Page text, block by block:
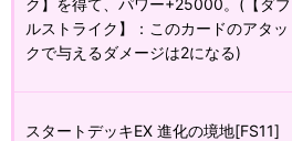
ルストライク】：このカードのアタッ
クで与えるダメージは2になる)
スタートデッキEX 進化の境地[FS11]